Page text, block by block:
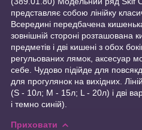
представляє собою лінійку
Всередині передбачена
зовнішній стороні розташована
предметів і дві кишені з обох
регульованих лямок, аксесуар
себе. Чудово підійде для
для прогулянок на вихідних.
(S - 10л; M - 15л; L - 20л) і дві
і темно синій).
Приховати